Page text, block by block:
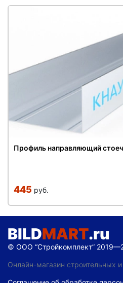
Профиль направляющий
445 руб.
BILDMART.ru
© ООО “Стройкомплект”
Онлайн-магазин строительных